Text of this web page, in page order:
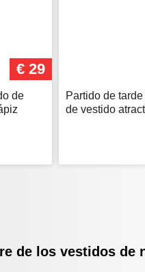
€ 29
de
Partido de tarde
de vestido
de los vestidos de